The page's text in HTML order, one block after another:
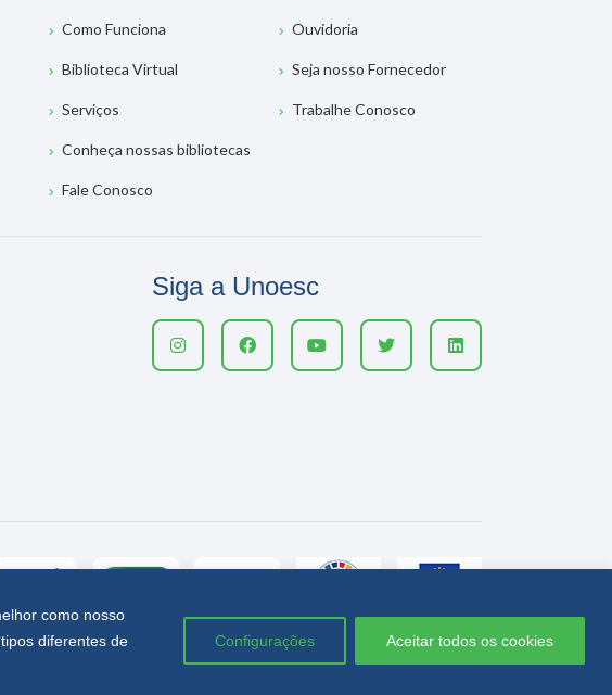
como nosso
diferentes de
Configurações Aceitar todos os cookies
Como Funciona
Biblioteca Virtual
Serviços
Conheça nossas bibliotecas
Fale Conosco
Ouvidoria
Seja nosso Fornecedor
Trabalhe Conosco
Siga a Unoesc
Política de privacidade